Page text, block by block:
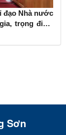
đạo Nhà nước
trọng điểm
Sơn